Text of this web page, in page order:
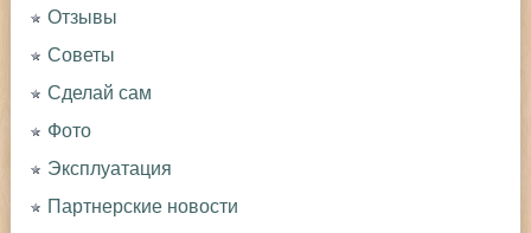
Отзывы
Советы
Сделай сам
Фото
Эксплуатация
Партнерские новости